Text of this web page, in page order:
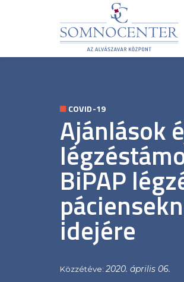
COVID-19
Ajánlások
BiPAP
idejére
Közzétéve: 2020. április 06.